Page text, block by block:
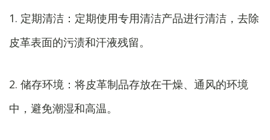
1. 定期清洁：定期使用专用清洁产品进行清洁，去除
皮革表面的污渍和汗液残留。
2. 储存环境：将皮革制品存放在干燥、通风的环境
中，避免潮湿和高温。